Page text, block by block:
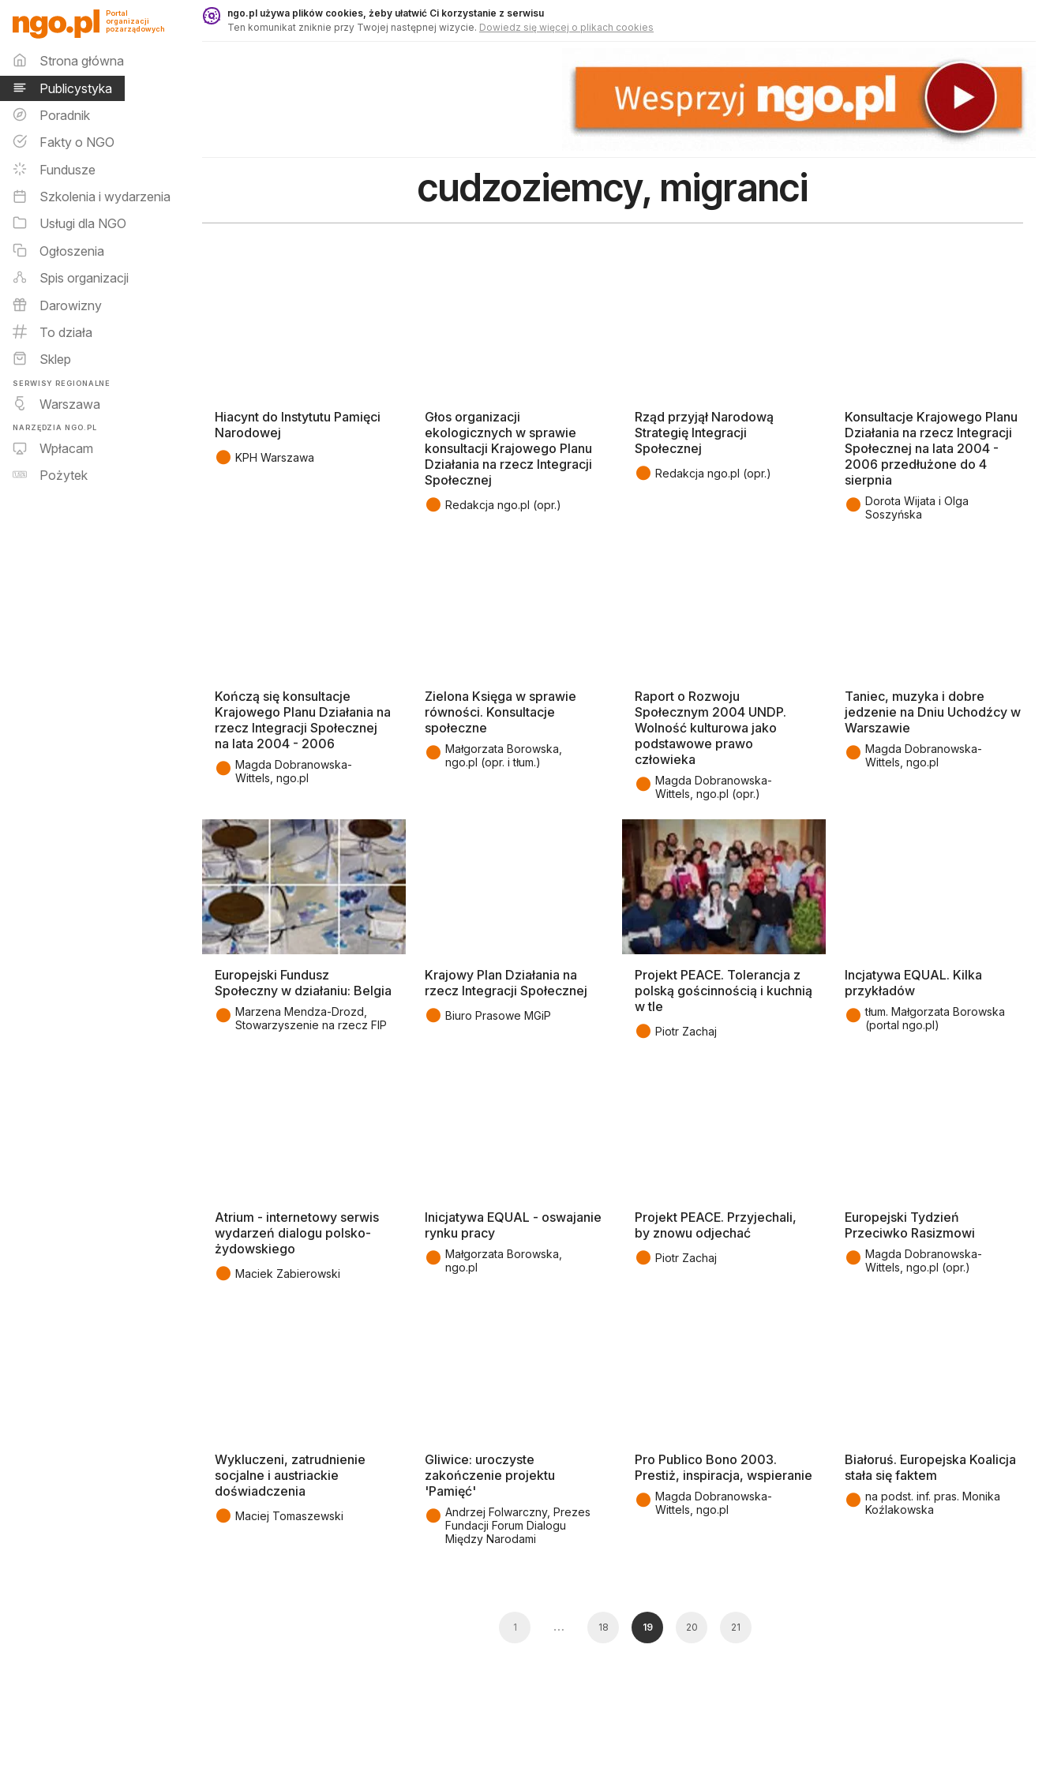
Publicystyka - ngo.pl
Portal
organizacji
pozarządowych
Menu główne
Strona główna
Publicystyka
Poradnik
Fakty o NGO
Fundusze
Szkolenia i wydarzenia
Usługi dla NGO
Ogłoszenia
Spis organizacji
Darowizny
To działa
Sklep
SERWISY REGIONALNE
Warszawa
NARZĘDZIA NGO.PL
Wpłacam
Pożytek
ngo.pl używa plików cookies, żeby ułatwić Ci korzystanie z serwisu
Ten komunikat zniknie przy Twojej następnej wizycie. Dowiedz się więcej o plikach cookies
cudzoziemcy, migranci
Hiacynt do Instytutu Pamięci
Narodowej
● KPH Warszawa
Głos organizacji
ekologicznych w sprawie
konsultacji Krajowego Planu
Działania na rzecz Integracji
Społecznej
● Redakcja ngo.pl (opr.)
Rząd przyjął Narodową
Strategię Integracji
Społecznej
● Redakcja ngo.pl (opr.)
Konsultacje Krajowego Planu
Działania na rzecz Integracji
Społecznej na lata 2004 -
2006 przedłużone do 4
sierpnia
● Dorota Wijata i Olga
Soszyńska
Kończą się konsultacje
Krajowego Planu Działania na
rzecz Integracji Społecznej
na lata 2004 - 2006
● Magda Dobranowska-
Wittels, ngo.pl
Zielona Księga w sprawie
równości. Konsultacje
społeczne
● Małgorzata Borowska,
ngo.pl (opr. i tłum.)
Raport o Rozwoju
Społecznym 2004 UNDP.
Wolność kulturowa jako
podstawowe prawo
człowieka
● Magda Dobranowska-
Wittels, ngo.pl (opr.)
Taniec, muzyka i dobre
jedzenie na Dniu Uchodźcy w
Warszawie
● Magda Dobranowska-
Wittels, ngo.pl
Europejski Fundusz
Społeczny w działaniu: Belgia
● Marzena Mendza-Drozd,
Stowarzyszenie na rzecz FIP
Krajowy Plan Działania na
rzecz Integracji Społecznej
● Biuro Prasowe MGiP
Projekt PEACE. Tolerancja z
polską gościnnością i kuchnią
w tle
● Piotr Zachaj
Incjatywa EQUAL. Kilka
przykładów
● tłum. Małgorzata Borowska
(portal ngo.pl)
Atrium - internetowy serwis
wydarzeń dialogu polsko-
żydowskiego
● Maciek Zabierowski
Inicjatywa EQUAL - oswajanie
rynku pracy
● Małgorzata Borowska,
ngo.pl
Projekt PEACE. Przyjechali,
by znowu odjechać
● Piotr Zachaj
Europejski Tydzień
Przeciwko Rasizmowi
● Magda Dobranowska-
Wittels, ngo.pl (opr.)
Wykluczeni, zatrudnienie
socjalne i austriackie
doświadczenia
● Maciej Tomaszewski
Gliwice: uroczyste
zakończenie projektu
'Pamięć'
● Andrzej Folwarczny, Prezes
Fundacji Forum Dialogu
Między Narodami
Pro Publico Bono 2003.
Prestiż, inspiracja, wspieranie
● Magda Dobranowska-
Wittels, ngo.pl
Białoruś. Europejska Koalicja
stała się faktem
● na podst. inf. pras. Monika
Koźlakowska
1 … 18 19 20 21